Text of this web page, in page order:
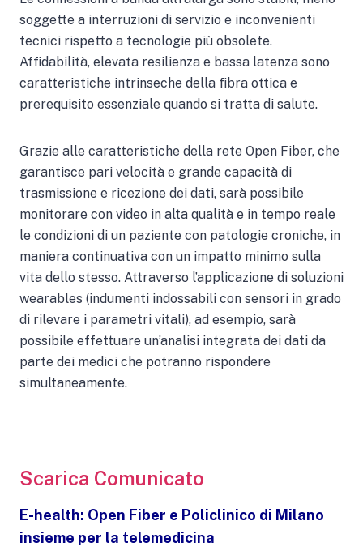
soggette a interruzioni di servizio e inconvenienti
tecnici rispetto a tecnologie più obsolete.
Affidabilità, elevata resilienza e bassa latenza sono
caratteristiche intrinseche della fibra ottica e
prerequisito essenziale quando si tratta di salute.
Grazie alle caratteristiche della rete Open Fiber, che
garantisce pari velocità e grande capacità di
trasmissione e ricezione dei dati, sarà possibile
monitorare con video in alta qualità e in tempo reale
le condizioni di un paziente con patologie croniche, in
maniera continuativa con un impatto minimo sulla
vita dello stesso. Attraverso l’applicazione di soluzioni
wearables (indumenti indossabili con sensori in grado
di rilevare i parametri vitali), ad esempio, sarà
possibile effettuare un’analisi integrata dei dati da
parte dei medici che potranno rispondere
simultaneamente.
Scarica Comunicato
E-health: Open Fiber e Policlinico di Milano
insieme per la telemedicina